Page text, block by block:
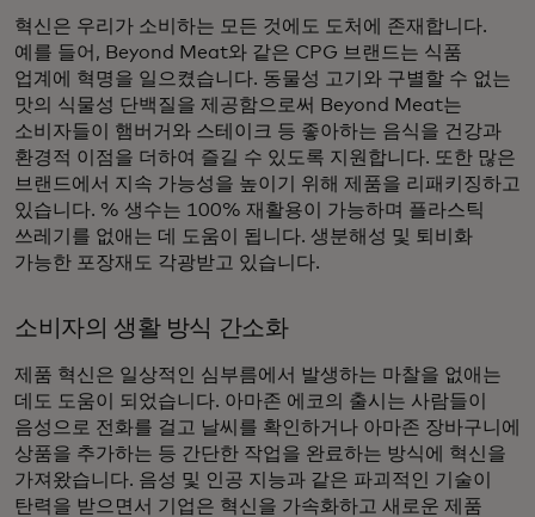
혁신은 우리가 소비하는 모든 것에도 도처에 존재합니다.
예를 들어, Beyond Meat와 같은 CPG 브랜드는 식품
업계에 혁명을 일으켰습니다. 동물성 고기와 구별할 수 없는
맛의 식물성 단백질을 제공함으로써 Beyond Meat는
소비자들이 햄버거와 스테이크 등 좋아하는 음식을 건강과
환경적 이점을 더하여 즐길 수 있도록 지원합니다. 또한 많은
브랜드에서 지속 가능성을 높이기 위해 제품을 리패키징하고
있습니다. % 생수는 100% 재활용이 가능하며 플라스틱
쓰레기를 없애는 데 도움이 됩니다. 생분해성 및 퇴비화
가능한 포장재도 각광받고 있습니다.
소비자의 생활 방식 간소화
제품 혁신은 일상적인 심부름에서 발생하는 마찰을 없애는
데도 도움이 되었습니다. 아마존 에코의 출시는 사람들이
음성으로 전화를 걸고 날씨를 확인하거나 아마존 장바구니에
상품을 추가하는 등 간단한 작업을 완료하는 방식에 혁신을
가져왔습니다. 음성 및 인공 지능과 같은 파괴적인 기술이
탄력을 받으면서 기업은 혁신을 가속화하고 새로운 제품